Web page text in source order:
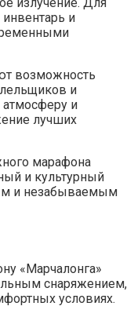
и
возможность
и
атмосферу и
лучших
марафона
и культурный
и незабываемым
«Марчалонга»
снаряжением,
условиях.